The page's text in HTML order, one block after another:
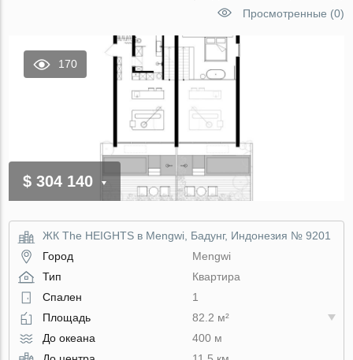
Просмотренные (0)
170
$ 304 140
ЖК The HEIGHTS в Mengwi, Бадунг, Индонезия № 9201
Город
Mengwi
Тип
Квартира
Спален
1
Площадь
82.2 м²
До океана
400 м